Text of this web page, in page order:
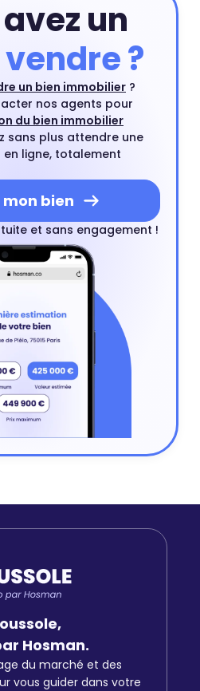
un
?
un bien immobilier ?
nos agents pour
du bien immobilier
sans plus attendre une
ligne, totalement
bien
et sans engagement !
Hosman.
du marché et des
vous guider dans votre